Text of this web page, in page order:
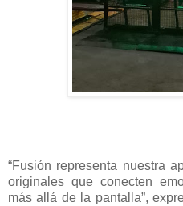
“Fusión representa nuestra
originales que conecten
más allá de la pantalla”,